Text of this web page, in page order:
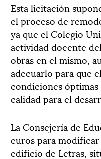
Esta licitación
el proceso de
ya que el Colegio
actividad docente
obras en el mismo,
adecuarlo para que
condiciones óptimas
calidad para el
La Consejería de
euros para
edificio de Letras,